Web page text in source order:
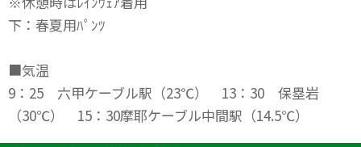
下：春夏用ﾊﾟﾝﾂ
■気温
9：25 六甲ケーブル駅（23℃） 13：30 保塁岩
（30℃） 15：30摩耶ケーブル中間駅（14.5℃）